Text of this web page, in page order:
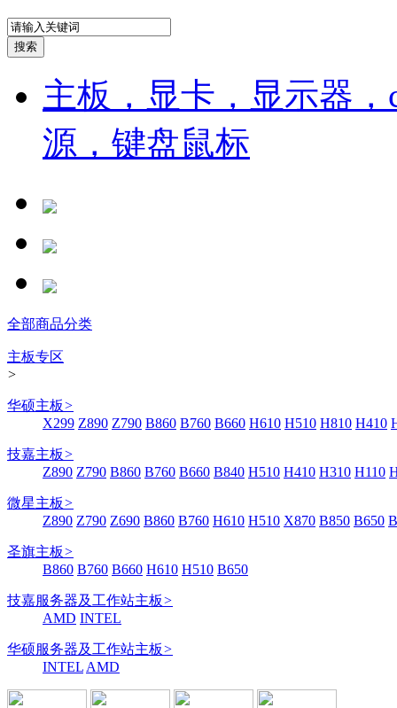
主板，显卡，显示器
源，键盘鼠标
全部商品分类
主板专区
>
华硕主板>
X299 Z890 Z790 B860 B760 B660 H610 H510 H810 H410
技嘉主板>
Z890 Z790 B860 B760 B660 B840 H510 H410 H310 H110
微星主板>
Z890 Z790 Z690 B860 B760 H610 H510 X870 B850 B650
圣旗主板>
B860 B760 B660 H610 H510 B650
技嘉服务器及工作站主板>
AMD INTEL
华硕服务器及工作站主板>
INTEL AMD